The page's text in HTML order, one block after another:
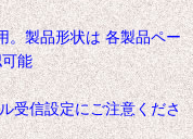
。製品形状は 各製品ペー
能
受信設定にご注意くださ